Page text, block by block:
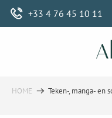
Aller
+33 4 76 45 10 11
HOME Teken-, manga- en